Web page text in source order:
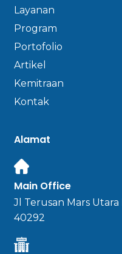
Layanan
Program
Portofolio
Artikel
Kemitraan
Kontak
Alamat
Main Office
Jl Terusan Mars
40292